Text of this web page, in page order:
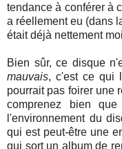
tendance à conférer à
a réellement eu (dans
était déjà nettement
Bien sûr, ce disque
mauvais, c'est ce qui
pourrait pas foirer une
comprenez bien
l'environnement du
qui est peut-être une
qui sort un album de